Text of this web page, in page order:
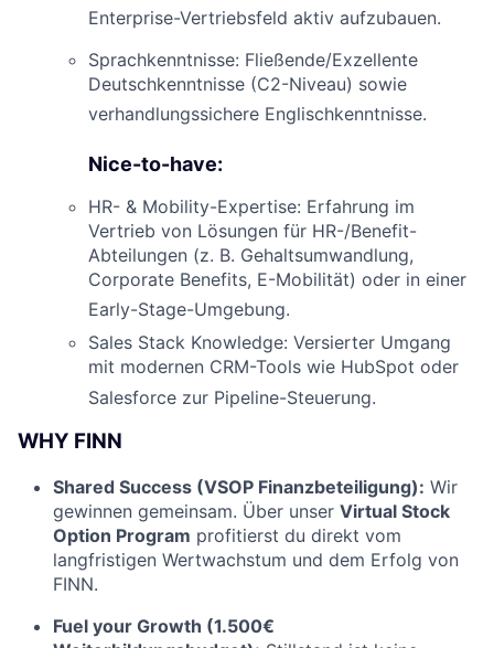
Enterprise-Vertriebsfeld aktiv aufzubauen.
Sprachkenntnisse: Fließende/Exzellente
Deutschkenntnisse (C2-Niveau) sowie
verhandlungssichere Englischkenntnisse.
Nice-to-have:
HR- & Mobility-Expertise: Erfahrung im
Vertrieb von Lösungen für HR-/Benefit-
Abteilungen (z. B. Gehaltsumwandlung,
Corporate Benefits, E-Mobilität) oder in einer
Early-Stage-Umgebung.
Sales Stack Knowledge: Versierter Umgang
mit modernen CRM-Tools wie HubSpot oder
Salesforce zur Pipeline-Steuerung.
WHY FINN
Shared Success (VSOP Finanzbeteiligung): Wir
gewinnen gemeinsam. Über unser Virtual Stock
Option Program profitierst du direkt vom
langfristigen Wertwachstum und dem Erfolg von
FINN.
Fuel your Growth (1.500€